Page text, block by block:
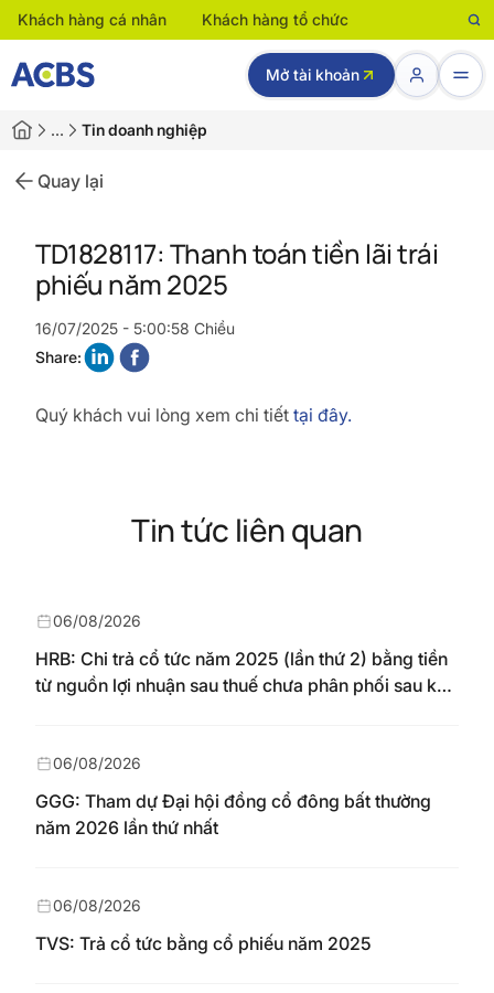
Khách hàng cá nhân Khách hàng tổ chức
Mở tài khoản
… Tin doanh nghiệp
Quay lại
TD1828117: Thanh toán tiền lãi trái
phiếu năm 2025
16/07/2025 - 5:00:58 Chiều
Share:
Quý khách vui lòng xem chi tiết tại đây.
Tin tức liên quan
HRB: Chi trả cổ tức năm 2025 (lần thứ 2) bằng tiền
từ nguồn lợi nhuận sau thuế chưa phân phối sau khi
ngày 04/08/2026
06/08/2026
GGG: Tham dự Đại hội đồng cổ đông bất thường
năm 2026 lần thứ nhất
06/08/2026
TVS: Trả cổ tức bằng cổ phiếu năm 2025
06/08/2026